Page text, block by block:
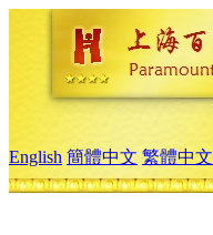
English 簡體中文 繁體中文